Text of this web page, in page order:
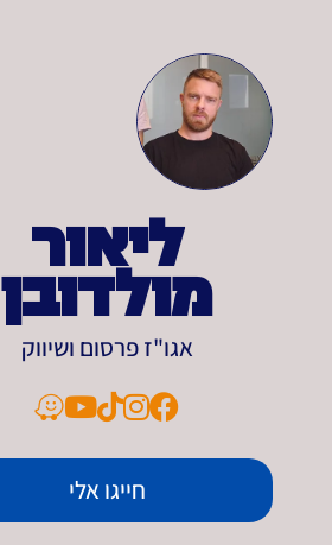
ליאור
מולדובן
אגו"ז פרסום ושיווק
חייגו אלי